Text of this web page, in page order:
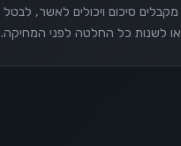
מקבלים סיכום ויכולים לאשר, לבטל
או לשנות כל החלטה לפני המחיקה.